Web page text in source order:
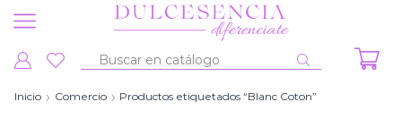
Entrada
búsqueda
Inicio Comercio Productos etiquetados “Blanc Coton”